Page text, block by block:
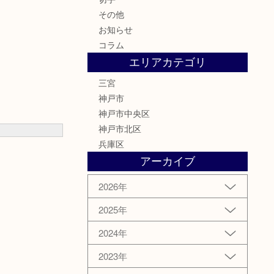
その他
お知らせ
コラム
エリアカテゴリ
三宮
神戸市
神戸市中央区
神戸市北区
兵庫区
アーカイブ
2026年
2025年
2024年
2023年